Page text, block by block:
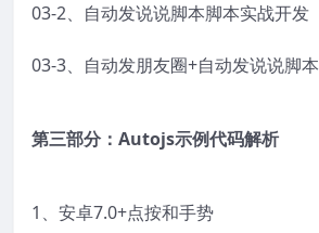
03-2、自动发说说脚本脚本实战开发
03-3、自动发朋友圈+自动发说说脚本
第三部分： Autojs示例代码解析
1、安卓7.0+点按和手势